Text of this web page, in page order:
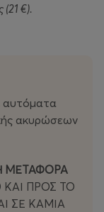
€).
αυτόματα
ακυρώσεων
ΜΕΤΑΦΟΡΑ
ΠΡΟΣ ΤΟ
ΣΕ ΚΑΜΙΑ